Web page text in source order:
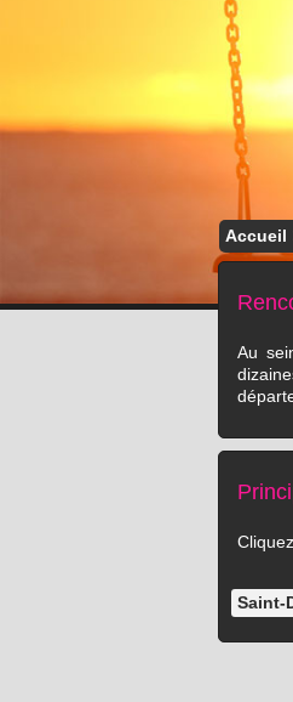
Accueil
Au
Saint-